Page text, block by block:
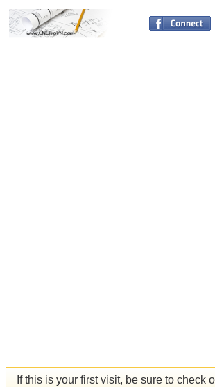
If this is your first visit, be sure to check